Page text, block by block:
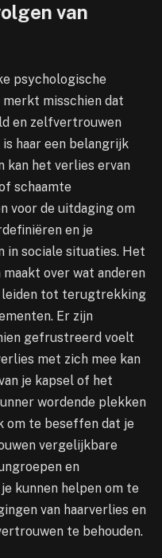
van
psychologische
merkt misschien dat
en zelfvertrouwen
haar een belangrijk
kan het verlies ervan
schaamte
voor de uitdaging om
en je
in sociale situaties. Het
maakt over wat anderen
leiden tot terugtrekking
Er zijn
gefrustreerd voelt
met zich mee kan
je kapsel of het
wordende plekken
om te beseffen dat je
vergelijkbare
en
kunnen helpen om te
van haarverlies en
te behouden.